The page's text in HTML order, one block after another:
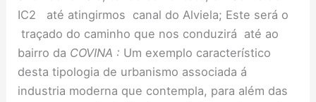
IC2 até atingirmos canal do Alviela; Este será o
traçado do caminho que nos conduzirá até ao
bairro da COVINA : Um exemplo característico
desta tipologia de urbanismo associada á
industria moderna que contempla, para além das